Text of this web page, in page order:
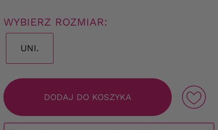
WYBIERZ ROZMIAR:
UNI.
DODAJ DO KOSZYKA